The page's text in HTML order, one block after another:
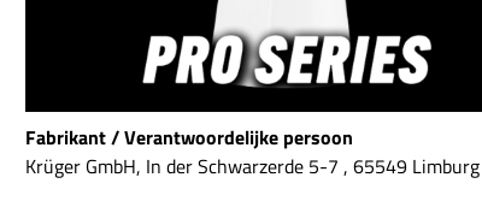
Fabrikant / Verantwoordelijke persoon
Krüger GmbH, In der Schwarzerde 5-7 , 65549